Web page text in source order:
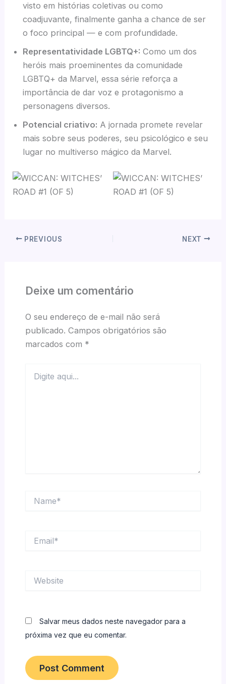
visto em histórias coletivas ou como
coadjuvante, finalmente ganha a chance de ser
o foco principal — e com profundidade.
Representatividade LGBTQ+: Como um dos
heróis mais proeminentes da comunidade
LGBTQ+ da Marvel, essa série reforça a
importância de dar voz e protagonismo a
personagens diversos.
Potencial criativo: A jornada promete revelar
mais sobre seus poderes, seu psicológico e seu
lugar no multiverso mágico da Marvel.
PREVIOUS NEXT
Deixe um comentário
O seu endereço de e-mail não será
publicado. Campos obrigatórios são
marcados com *
aqui...
Salvar meus dados neste navegador para a
próxima vez que eu comentar.